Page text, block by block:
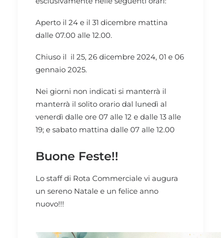
Aperto il 24 e il 31 dicembre mattina
dalle 07.00 alle 12.00.
Chiuso il il 25, 26 dicembre 2024, 01 e 06
gennaio 2025.
Nei giorni non indicati si manterrà il
manterrà il solito orario dal lunedì al
venerdì dalle ore 07 alle 12 e dalle 13 alle
19; e sabato mattina dalle 07 alle 12.00
Buone Feste!!
Lo staff di Rota Commerciale vi augura
un sereno Natale e un felice anno
nuovo!!!